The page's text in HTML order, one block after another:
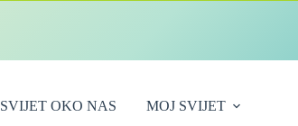
SVIJET OKO NAS MOJ SVIJET